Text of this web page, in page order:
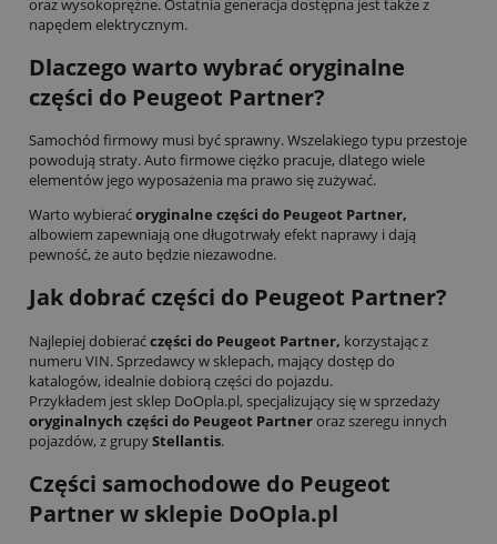
oraz wysokoprężne. Ostatnia generacja dostępna jest także z
napędem elektrycznym.
Dlaczego warto wybrać oryginalne
części do Peugeot Partner?
Samochód firmowy musi być sprawny. Wszelakiego typu przestoje
powodują straty. Auto firmowe ciężko pracuje, dlatego wiele
elementów jego wyposażenia ma prawo się zużywać.
Warto wybieraćoryginalne części do Peugeot Partner,
albowiem zapewniają one długotrwały efekt naprawy i dają
pewność, że auto będzie niezawodne.
Jak dobrać części do Peugeot Partner?
Najlepiej dobieraćczęści do Peugeot Partner, korzystając z
numeru VIN. Sprzedawcy w sklepach, mający dostęp do
katalogów, idealnie dobiorą części do pojazdu.
Przykładem jest sklep DoOpla.pl, specjalizujący się w sprzedaży
oryginalnych części do Peugeot Partneroraz szeregu innych
pojazdów, z grupyStellantis.
Części samochodowe do Peugeot
Partner w sklepie DoOpla.pl